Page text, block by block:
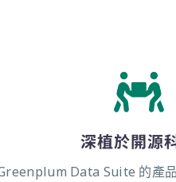
深植於開源
Data Suite 的產